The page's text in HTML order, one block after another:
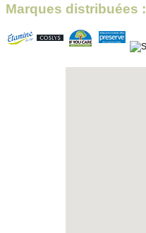
Marques distribuées :